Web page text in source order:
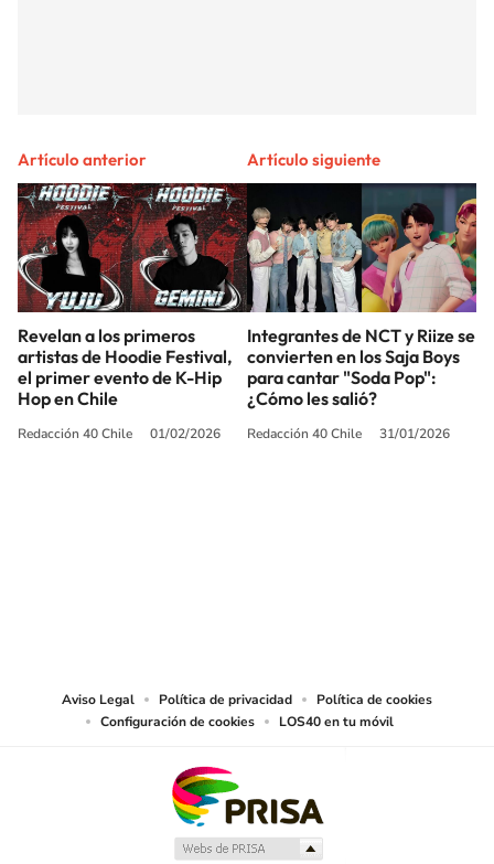
Artículo anterior
Revelan a los primeros
artistas de Hoodie Festival,
el primer evento de K-Hip
Hop en Chile
Redacción 40 Chile 01/02/2026
Artículo siguiente
Integrantes de NCT y Riize se
convierten en los Saja Boys
para cantar "Soda Pop":
¿Cómo les salió?
Redacción 40 Chile 31/01/2026
Aviso Legal Política de privacidad
Política de cookies
Configuración de cookies
LOS40 en tu móvil